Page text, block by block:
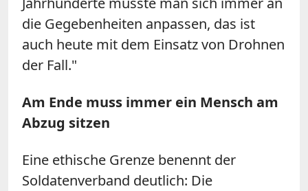
die Gegebenheiten anpassen, das ist
auch heute mit dem Einsatz von Drohnen
der Fall."
Am Ende muss immer ein Mensch am
Abzug sitzen
Eine ethische Grenze benennt der
Soldatenverband deutlich: Die